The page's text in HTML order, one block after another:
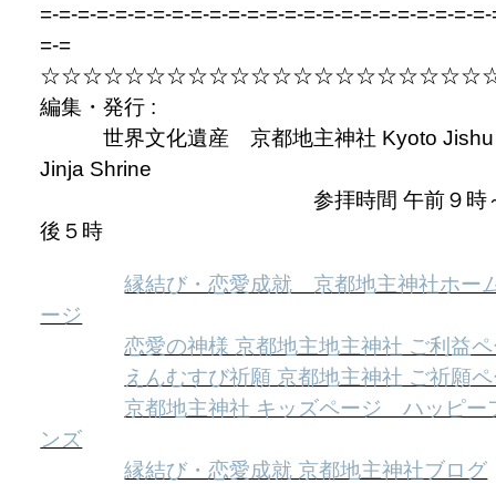
=-=-=-=-=-=-=-=-=-=-=-=-=-=-=-=-=-=-=-=-=-=-=-
=-=
編集・発行 :
世界文化遺産 京都地主神社 Kyoto Jishu
Jinja Shrine
参拝時間 午前９時～
後５時
縁結び・恋愛成就 京都地主神社ホー
ージ
恋愛の神様 京都地主地主神社 ご利益
えんむすび祈願 京都地主神社 ご祈願
京都地主神社 キッズページ ハッピー
ンズ
縁結び・恋愛成就 京都地主神社ブログ